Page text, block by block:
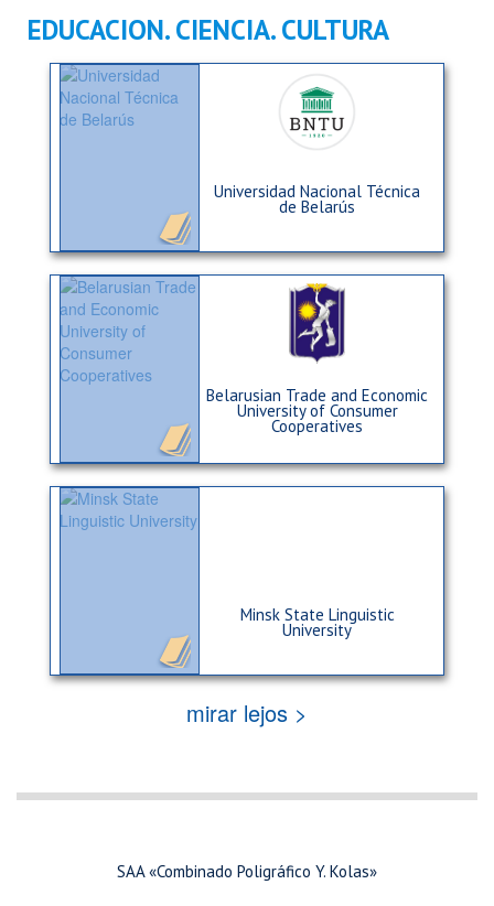
EDUCACION. CIENCIA. CULTURA
Universidad Nacional Técnica
de Belarús
Belarusian Trade and Economic
University of Consumer
Cooperatives
Minsk State Linguistic
University
mirar lejos >
SAA «Combinado Poligráfico Y. Kolas»